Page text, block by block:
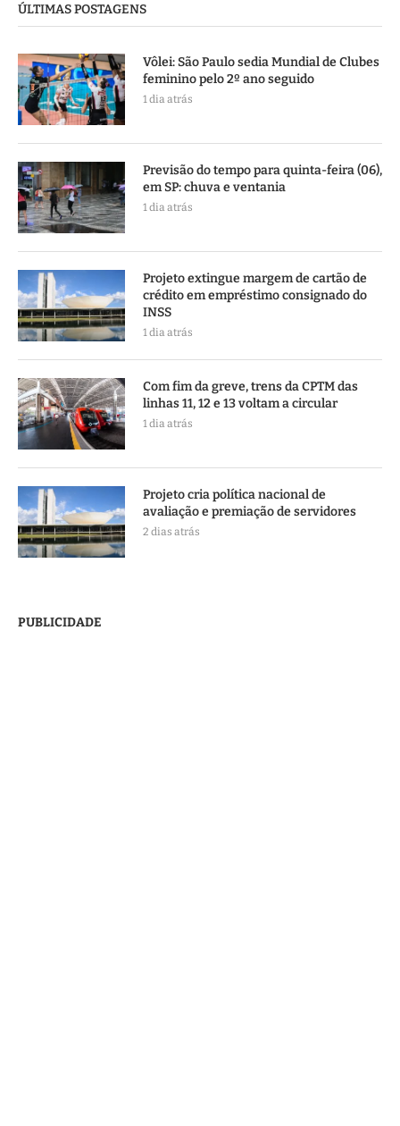
ÚLTIMAS POSTAGENS
Vôlei: São Paulo sedia Mundial de Clubes
feminino pelo 2º ano seguido
1 dia atrás
Previsão do tempo para quinta-feira (06),
em SP: chuva e ventania
1 dia atrás
Projeto extingue margem de cartão de
crédito em empréstimo consignado do
INSS
1 dia atrás
Com fim da greve, trens da CPTM das
linhas 11, 12 e 13 voltam a circular
1 dia atrás
Projeto cria política nacional de
avaliação e premiação de servidores
2 dias atrás
PUBLICIDADE